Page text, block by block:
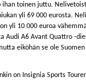
ihan toinen juttu.
yli 69 000 eurosta.
yli 10 000 euroa
Audi A6 Avant Quattro -
eiköhän se ole
on Insignia Sports